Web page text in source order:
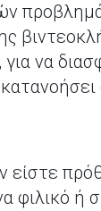
να
είστε
φιλικό ή